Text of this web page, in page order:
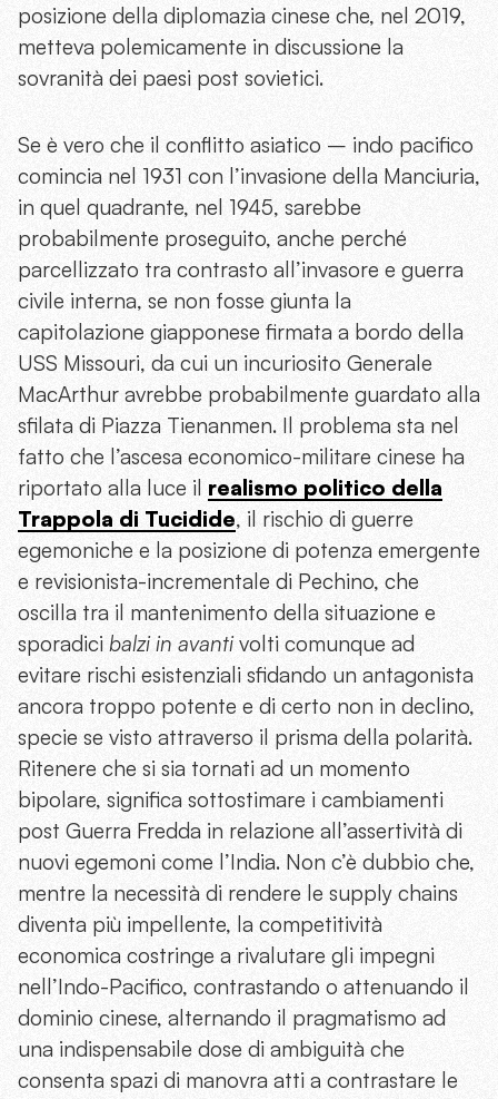
posizione della diplomazia cinese che, nel 2019,
metteva polemicamente in discussione la
sovranità dei paesi post sovietici.
Se è vero che il conflitto asiatico – indo pacifico
comincia nel 1931 con l’invasione della Manciuria,
in quel quadrante, nel 1945, sarebbe
probabilmente proseguito, anche perché
parcellizzato tra contrasto all’invasore e guerra
civile interna, se non fosse giunta la
capitolazione giapponese firmata a bordo della
USS Missouri, da cui un incuriosito Generale
MacArthur avrebbe probabilmente guardato alla
sfilata di Piazza Tienanmen. Il problema sta nel
fatto che l’ascesa economico-militare cinese ha
riportato alla luce il realismo politico della
Trappola di Tucidide, il rischio di guerre
egemoniche e la posizione di potenza emergente
e revisionista-incrementale di Pechino, che
oscilla tra il mantenimento della situazione e
sporadici balzi in avanti volti comunque ad
evitare rischi esistenziali sfidando un antagonista
ancora troppo potente e di certo non in declino,
specie se visto attraverso il prisma della polarità.
Ritenere che si sia tornati ad un momento
bipolare, significa sottostimare i cambiamenti
post Guerra Fredda in relazione all’assertività di
nuovi egemoni come l’India. Non c’è dubbio che,
mentre la necessità di rendere le supply chains
diventa più impellente, la competitività
economica costringe a rivalutare gli impegni
nell’Indo-Pacifico, contrastando o attenuando il
dominio cinese, alternando il pragmatismo ad
una indispensabile dose di ambiguità che
consenta spazi di manovra atti a contrastare le